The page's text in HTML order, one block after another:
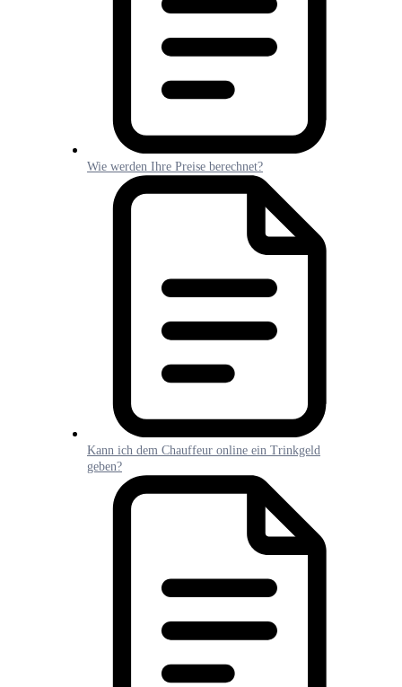
Wie werden Ihre Preise berechnet?
Kann ich dem Chauffeur online ein Trinkgeld
geben?